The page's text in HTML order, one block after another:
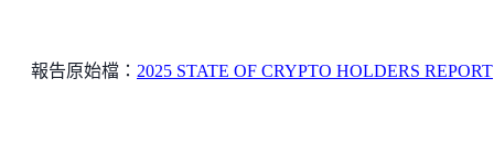
報告原始檔： 2025 STATE OF CRYPTO HOLDERS REPORT